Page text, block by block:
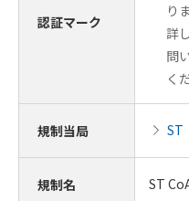
認証マーク
り
詳
問
く
規制当局 ST
規制名 ST